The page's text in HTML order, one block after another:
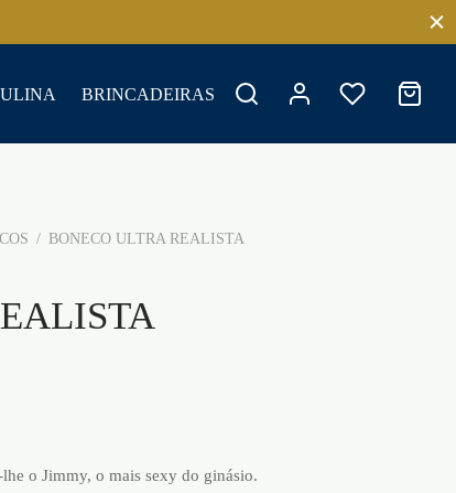
BRINCADEIRAS
/ BONECO ULTRA REALISTA
o Jimmy, o mais sexy do ginásio.